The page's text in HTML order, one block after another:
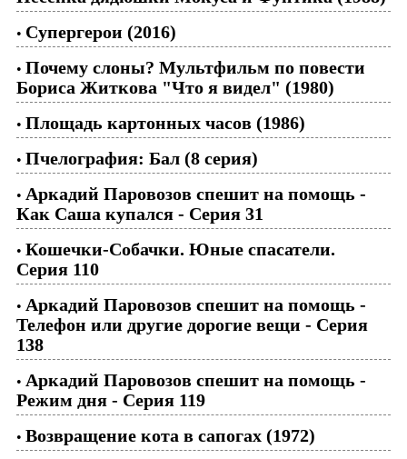
• Супергерои (2016)
• Почему слоны? Мультфильм по повести
Бориса Житкова "Что я видел" (1980)
• Площадь картонных часов (1986)
• Пчелография: Бал (8 серия)
• Аркадий Паровозов спешит на помощь -
Как Саша купался - Серия 31
• Кошечки-Собачки. Юные спасатели.
Серия 110
• Аркадий Паровозов спешит на помощь -
Телефон или другие дорогие вещи - Серия
138
• Аркадий Паровозов спешит на помощь -
Режим дня - Серия 119
• Возвращение кота в сапогах (1972)